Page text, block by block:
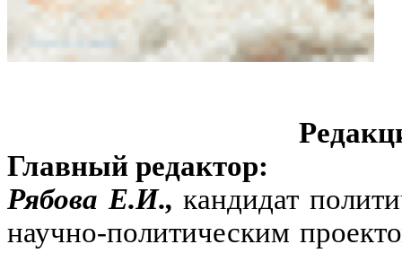
Главный редактор:
Рябова Е.И.,кандидат
научно-политическим